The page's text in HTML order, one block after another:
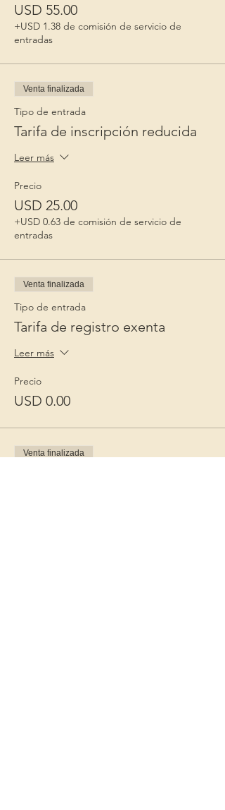
USD 55.00
+USD 1.38 de comisión de servicio de
entradas
Venta finalizada
Tipo de entrada
Tarifa de inscripción reducida
Leer más
Precio
USD 25.00
+USD 0.63 de comisión de servicio de
entradas
Venta finalizada
Tipo de entrada
Tarifa de registro exenta
Leer más
Precio
USD 0.00
Venta finalizada